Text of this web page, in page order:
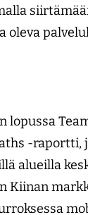
oleva
-raportti,
alueilla
Kiinan